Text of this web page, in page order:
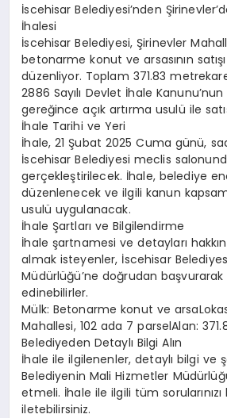
İscehisar Belediyesi’nden
İhalesi
İscehisar Belediyesi, Şirinevler
betonarme konut ve arsasının
düzenliyor. Toplam 371.83
2886 Sayılı Devlet İhale
gereğince açık artırma usulü ile
İhale Tarihi ve Yeri
İhale, 21 Şubat 2025 Cuma günü,
İscehisar Belediyesi meclis
gerçekleştirilecek. İhale, belediye
düzenlenecek ve ilgili kanun
usulü uygulanacak.
İhale Şartları ve Bilgilendirme
İhale şartnamesi ve detayları
almak isteyenler, İscehisar
Müdürlüğü’ne doğrudan başvurarak
edinebilirler.
Mülk: Betonarme konut ve
Mahallesi, 102 ada 7 parselAlan:
Belediyeden Detaylı Bilgi Alın
İhale ile ilgilenenler, detaylı bilgi ve
Belediyenin Mali Hizmetler
etmeli. İhale ile ilgili tüm
iletebilirsiniz.